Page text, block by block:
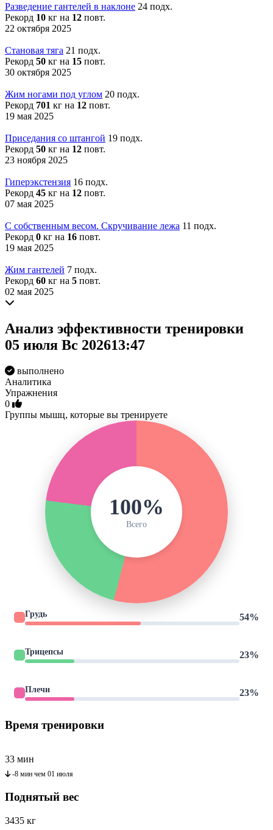
Разведение гантелей в наклоне 24 подх.
Рекорд 10 кг на 12 повт.
22 октября 2025
Становая тяга 21 подх.
Рекорд 50 кг на 15 повт.
30 октября 2025
Жим ногами под углом 20 подх.
Рекорд 701 кг на 12 повт.
19 мая 2025
Приседания со штангой 19 подх.
Рекорд 50 кг на 12 повт.
23 ноября 2025
Гиперэкстензия 16 подх.
Рекорд 45 кг на 12 повт.
07 мая 2025
С собственным весом. Скручивание лежа 11 подх.
Рекорд 0 кг на 16 повт.
19 мая 2025
Жим гантелей 7 подх.
Рекорд 60 кг на 5 повт.
02 мая 2025
Анализ эффективности тренировки
05 июля Вс 202613:47
выполнено
Аналитика
Упражнения
0
Группы мышц, которые вы тренируете
100%
Всего
Грудь 54%
Трицепсы 23%
Плечи 23%
Время тренировки
33 мин
-8 мин чем 01 июля
Поднятый вес
3435 кг